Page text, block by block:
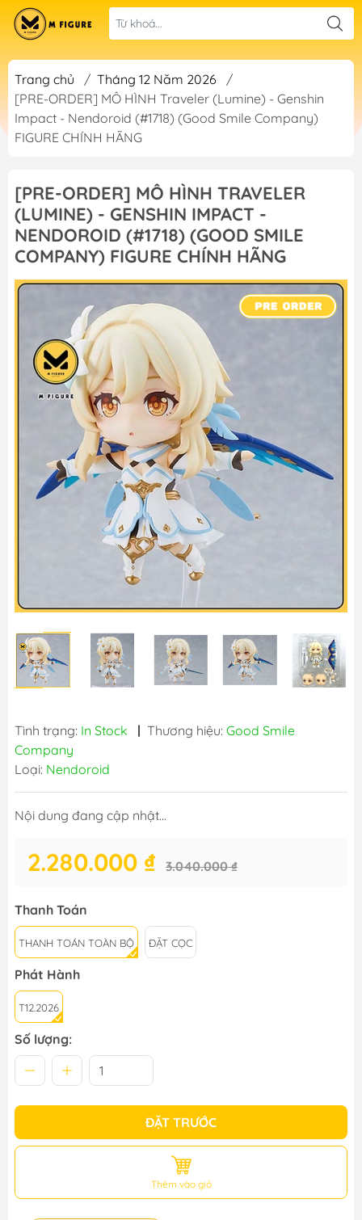
Trang chủ / Tháng 12 Năm 2026
/
[PRE-ORDER] MÔ HÌNH Traveler (Lumine) - Genshin
Impact - Nendoroid (#1718) (Good Smile Company)
FIGURE CHÍNH HÃNG
[PRE-ORDER] MÔ HÌNH TRAVELER
(LUMINE) - GENSHIN IMPACT -
NENDOROID (#1718) (GOOD SMILE
COMPANY) FIGURE CHÍNH HÃNG
Tình trạng: In Stock | Thương hiệu: Good Smile
Company
Loại: Nendoroid
Nội dung đang cập nhật...
2.280.000 ₫ 3.040.000 ₫
Thanh Toán
THANH TOÁN TOÀN BỘ ĐẶT CỌC
Phát Hành
T12.2026
Số lượng:
ĐẶT TRƯỚC
Thêm vào giỏ